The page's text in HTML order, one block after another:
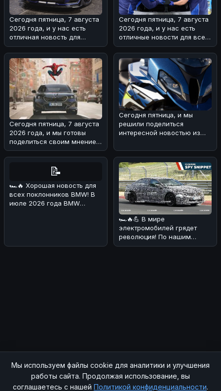
Сегодня пятница, 7 августа
2026 года, и у нас есть
отличная новость для
любителей мощных
автомобилей
Сегодня пятница, 7 августа
2026 года, и у нас есть
отличные новости для всех
поклонников BMW! 🏎На з
Сегодня пятница, 7 августа
2026 года, и мы готовы
поделиться своим мнением
о свежей BMW-новости! 🏎
Н
Сегодня пятница, и мы
решили поделиться
интересной новостью из
туристическом
📝
🏎🔥 Хорошая новость для
всех поклонников BMW! В
июле 2026 года BMW
🏎🔥💪 В мире
электромобилей грядет
революция! По нашим
данным, BMW i3 M получит
© 2026 SOCHIAUTOPARTS. Все права защищены.
Мы используем файлы cookie для аналитики и улучшения
работы сайта. Продолжая использование, вы
соглашаетесь с нашей Политикой конфиденциальности.